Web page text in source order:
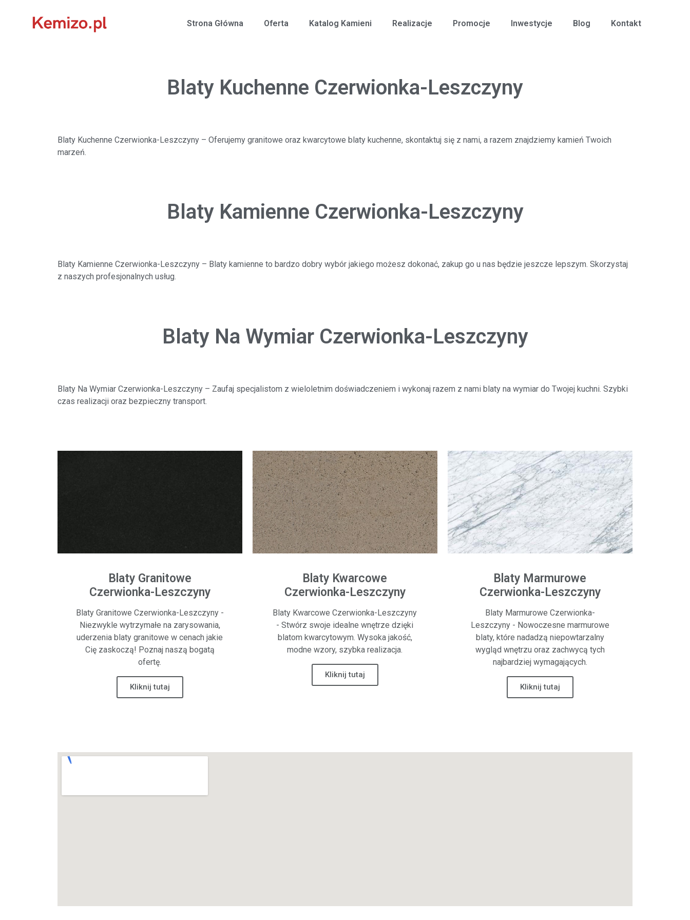
Strona Główna Oferta Katalog Kamieni Realizacje Promocje Inwestycje Blog Kontakt
Blaty Kuchenne Czerwionka-Leszczyny
Blaty Kuchenne Czerwionka-Leszczyny – Oferujemy granitowe oraz kwarcytowe blaty kuchenne, skontaktuj się z nami, a razem znajdziemy kamień Twoich
marzeń.
Blaty Kamienne Czerwionka-Leszczyny
Blaty Kamienne Czerwionka-Leszczyny – Blaty kamienne to bardzo dobry wybór jakiego możesz dokonać, zakup go u nas będzie jeszcze lepszym. Skorzystaj
z naszych profesjonalnych usług.
Blaty Na Wymiar Czerwionka-Leszczyny
Blaty Na Wymiar Czerwionka-Leszczyny – Zaufaj specjalistom z wieloletnim doświadczeniem i wykonaj razem z nami blaty na wymiar do Twojej kuchni. Szybki
czas realizacji oraz bezpieczny transport.
Blaty Granitowe
Czerwionka-Leszczyny
Blaty Granitowe Czerwionka-Leszczyny -
Niezwykle wytrzymałe na zarysowania,
uderzenia blaty granitowe w cenach jakie
Cię zaskoczą! Poznaj naszą bogatą
ofertę.
Kliknij tutaj
Blaty Kwarcowe
Czerwionka-Leszczyny
Blaty Kwarcowe Czerwionka-Leszczyny
- Stwórz swoje idealne wnętrze dzięki
blatom kwarcytowym. Wysoka jakość,
modne wzory, szybka realizacja.
Kliknij tutaj
Blaty Marmurowe
Czerwionka-Leszczyny
Blaty Marmurowe Czerwionka-
Leszczyny - Nowoczesne marmurowe
blaty, które nadadzą niepowtarzalny
wygląd wnętrzu oraz zachwycą tych
najbardziej wymagających.
Kliknij tutaj